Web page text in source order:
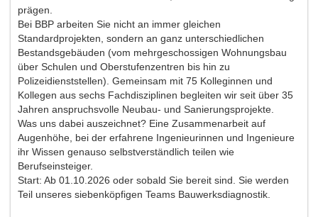
prägen.
Bei BBP arbeiten Sie nicht an immer gleichen
Standardprojekten, sondern an ganz unterschiedlichen
Bestandsgebäuden (vom mehrgeschossigen Wohnungsbau
über Schulen und Oberstufenzentren bis hin zu
Polizeidienststellen). Gemeinsam mit 75 Kolleginnen und
Kollegen aus sechs Fachdisziplinen begleiten wir seit über 35
Jahren anspruchsvolle Neubau- und Sanierungsprojekte.
Was uns dabei auszeichnet? Eine Zusammenarbeit auf
Augenhöhe, bei der erfahrene Ingenieurinnen und Ingenieure
ihr Wissen genauso selbstverständlich teilen wie
Berufseinsteiger.
Start: Ab 01.10.2026 oder sobald Sie bereit sind. Sie werden
Teil unseres siebenköpfigen Teams Bauwerksdiagnostik.